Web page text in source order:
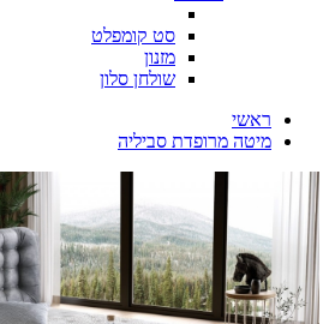
סט קומפלט
מזנון
שולחן סלון
ראשי
מיטה מרופדת סביליה